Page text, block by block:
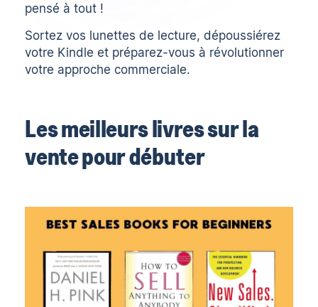
pensé à tout !
Sortez vos lunettes de lecture, dépoussiérez
votre Kindle et préparez-vous à révolutionner
votre approche commerciale.
Les meilleurs livres sur la
vente pour débuter